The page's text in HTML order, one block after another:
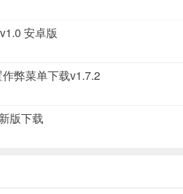
安卓版
弊菜单下载v1.7.2
版下载